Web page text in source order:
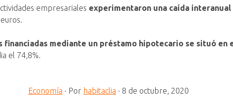
empresariales experimentaron una caída interanual
financiadas mediante un préstamo hipotecario se situó en
el 74,8%.
Economía · Por habitaclia · 8 de octubre, 2020